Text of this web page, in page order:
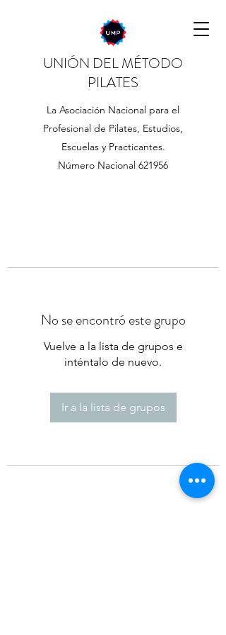
UNIÓN DEL MÉTODO
PILATES
La Asociación Nacional para el
Profesional de Pilates, Estudios,
Escuelas y Practicantes.
Número Nacional 621956
No se encontró este grupo
Vuelve a la lista de grupos e
inténtalo de nuevo.
Ir a la lista de grupos